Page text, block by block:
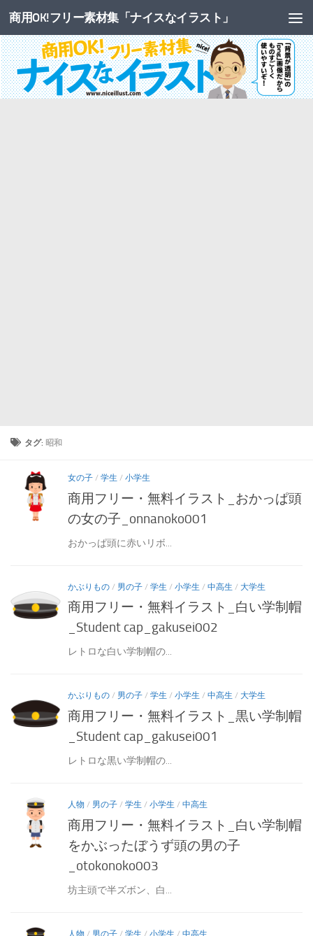
コンテンツへスキップ
商用OK!フリー素材集「ナイスなイラスト」
タグ: 昭和
女の子 / 学生 / 小学生
商用フリー・無料イラスト_おかっぱ頭
の女の子_onnanoko001
おかっぱ頭に赤いリボ...
かぶりもの / 男の子 / 学生 / 小学生 / 中高生 / 大学生
商用フリー・無料イラスト_白い学制帽
_Student cap_gakusei002
レトロな白い学制帽の...
かぶりもの / 男の子 / 学生 / 小学生 / 中高生 / 大学生
商用フリー・無料イラスト_黒い学制帽
_Student cap_gakusei001
レトロな黒い学制帽の...
人物 / 男の子 / 学生 / 小学生 / 中高生
商用フリー・無料イラスト_白い学制帽
をかぶったぼうず頭の男の子
_otokonoko003
坊主頭で半ズボン、白...
人物 / 男の子 / 学生 / 小学生 / 中高生